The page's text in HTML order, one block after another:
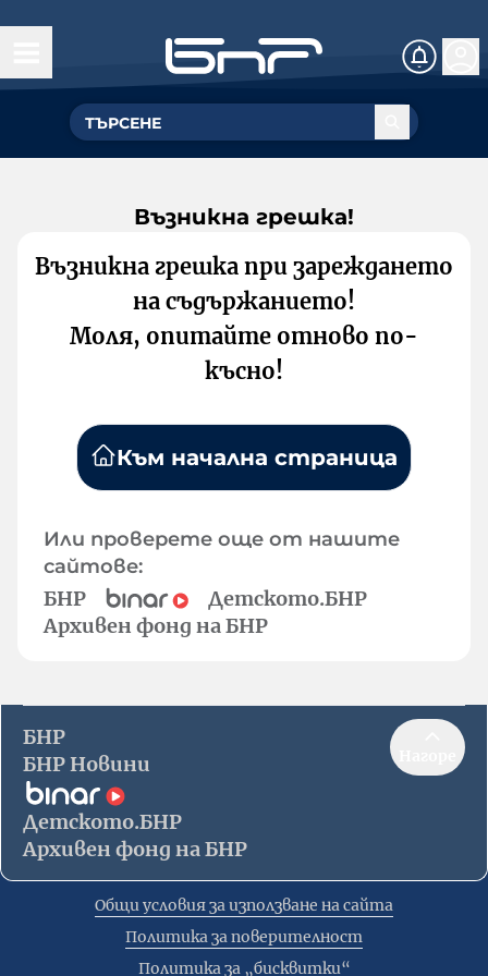
Възникна грешка!
Възникна грешка при зареждането
на съдържанието!
Моля, опитайте отново по-
късно!
Към начална страница
Или проверете още от нашите
сайтове:
БНР
Детското.БНР
Архивен фонд на БНР
БНР
БНР Новини
Детското.БНР
Архивен фонд на БНР
Общи условия за използване на сайта
Политика за поверителност
Политика за „бисквитки“